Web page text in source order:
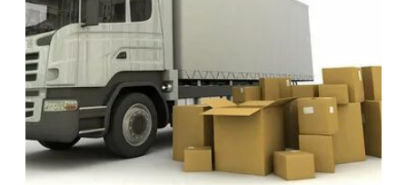
ب
أ
ا
ن
و
س
ه
و
ا
د
ل
ر
ح
م
ن
ل